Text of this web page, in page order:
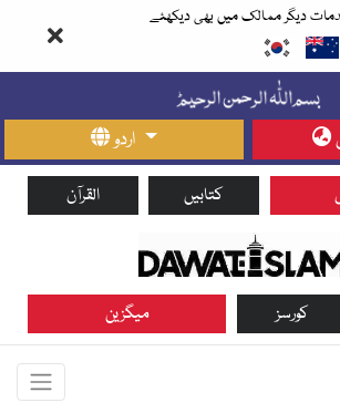
دیگر ممالک میں بھی دیکھئے
اردو
القرآن کتابیں
میگزین کورسز